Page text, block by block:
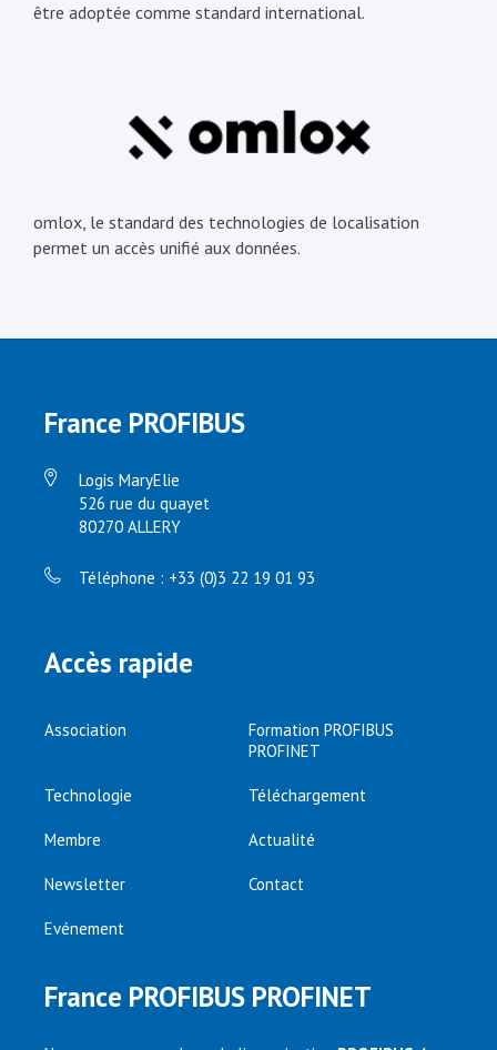
être adoptée comme standard international.
omlox, le standard des technologies de localisation
permet un accès unifié aux données.
France PROFIBUS
Logis MaryElie
526 rue du quayet
80270 ALLERY
Téléphone : +33 (0)3 22 19 01 93
Accès rapide
Association
Formation PROFIBUS
PROFINET
Technologie Téléchargement
Membre Actualité
Newsletter Contact
Evénement
France PROFIBUS PROFINET